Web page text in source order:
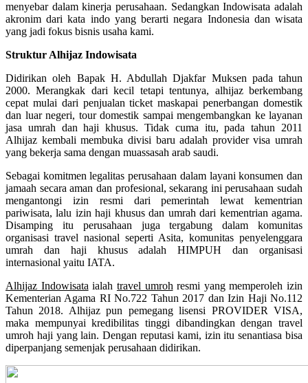
menyebar dalam kinerja perusahaan. Sedangkan Indowisata adalah
akronim dari kata indo yang berarti negara Indonesia dan wisata
yang jadi fokus bisnis usaha kami.
Struktur Alhijaz Indowisata
Didirikan oleh Bapak H. Abdullah Djakfar Muksen pada tahun
2000. Merangkak dari kecil tetapi tentunya, alhijaz berkembang
cepat mulai dari penjualan ticket maskapai penerbangan domestik
dan luar negeri, tour domestik sampai mengembangkan ke layanan
jasa umrah dan haji khusus. Tidak cuma itu, pada tahun 2011
Alhijaz kembali membuka divisi baru adalah provider visa umrah
yang bekerja sama dengan muassasah arab saudi.
Sebagai komitmen legalitas perusahaan dalam layani konsumen dan
jamaah secara aman dan profesional, sekarang ini perusahaan sudah
mengantongi izin resmi dari pemerintah lewat kementrian
pariwisata, lalu izin haji khusus dan umrah dari kementrian agama.
Disamping itu perusahaan juga tergabung dalam komunitas
organisasi travel nasional seperti Asita, komunitas penyelenggara
umrah dan haji khusus adalah HIMPUH dan organisasi
internasional yaitu IATA.
Alhijaz Indowisata ialah travel umroh resmi yang memperoleh izin
Kementerian Agama RI No.722 Tahun 2017 dan Izin Haji No.112
Tahun 2018. Alhijaz pun pemegang lisensi PROVIDER VISA,
maka mempunyai kredibilitas tinggi dibandingkan dengan travel
umroh haji yang lain. Dengan reputasi kami, izin itu senantiasa bisa
diperpanjang semenjak perusahaan didirikan.